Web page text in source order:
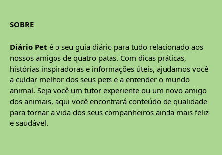
SOBRE
Diário Pet é o seu guia diário para tudo relacionado aos
nossos amigos de quatro patas. Com dicas práticas,
histórias inspiradoras e informações úteis, ajudamos você
a cuidar melhor dos seus pets e a entender o mundo
animal. Seja você um tutor experiente ou um novo amigo
dos animais, aqui você encontrará conteúdo de qualidade
para tornar a vida dos seus companheiros ainda mais feliz
e saudável.